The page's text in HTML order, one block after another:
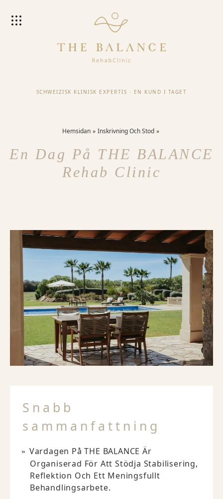
SCHWEIZISK KLINISK EXPERTIS · EN KUND I TAGET
Hemsidan Inskrivning Och Stod
En Dag På THE BALANCE
Rehab Clinic
Snabb
sammanfattning
Vardagen På THE BALANCE Är
Organiserad För Att Stödja Stabilisering,
Reflektion Och Ett Meningsfullt
Behandlingsarbete.